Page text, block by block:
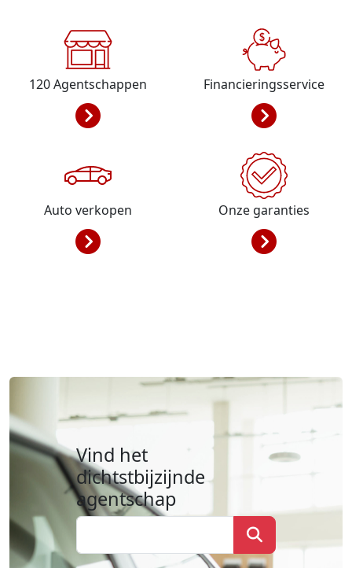
120Agentschappen Financieringsservice
Auto verkopen Onze garanties
Vind het
dichtstbijzijnde
agentschap